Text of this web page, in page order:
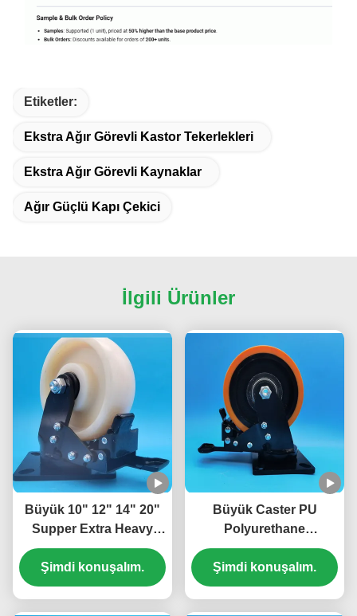
Etiketler:
Ekstra Ağır Görevli Kastor Tekerlekleri
Ekstra Ağır Görevli Kaynaklar
Ağır Güçlü Kapı Çekici
İlgili Ürünler
Büyük 10" 12" 14" 20"
Supper Extra Heavy
Duty Ball Caster çelik
frenler rulmanlı naylon
tekerlekler tek 6"
Şimdi konuşalım.
Büyük Caster PU
Polyurethane
Tekerlekler Lageri
Ekstra Ağır Görevli Top
Caster 8 "Plat Castors
Şimdi konuşalım.